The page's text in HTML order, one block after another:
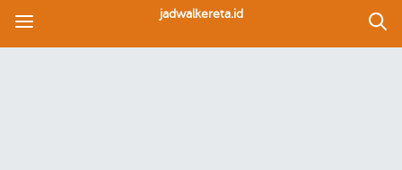
jadwalkereta.id